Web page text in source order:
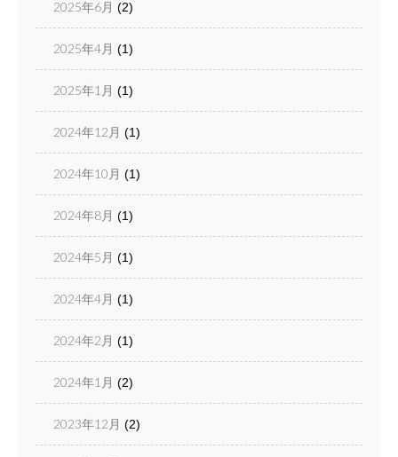
2025年6月 (2)
2025年4月 (1)
2025年1月 (1)
2024年12月 (1)
2024年10月 (1)
2024年8月 (1)
2024年5月 (1)
2024年4月 (1)
2024年2月 (1)
2024年1月 (2)
2023年12月 (2)